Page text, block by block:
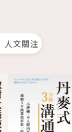
人文關注